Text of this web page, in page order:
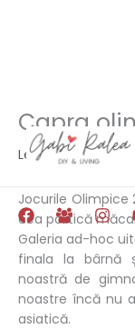
Skip
content
Capra
Leave a
Jocurile Olimpice
cea politică
Galeria ad-hoc
finala la bârnă
noastră de
noastre încă nu
asiatică.